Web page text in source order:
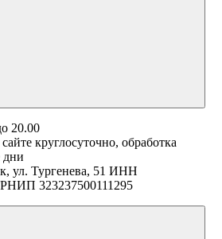
20.00
круглосуточно, обработка
дни
ул. Тургенева, 51 ИНН
323237500111295